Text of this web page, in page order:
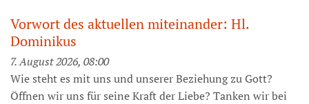
Vorwort des aktuellen miteinander: Hl.
Dominikus
7. August 2026, 08:00
Wie steht es mit uns und unserer Beziehung zu Gott?
Öffnen wir uns für seine Kraft der Liebe? Tanken wir bei